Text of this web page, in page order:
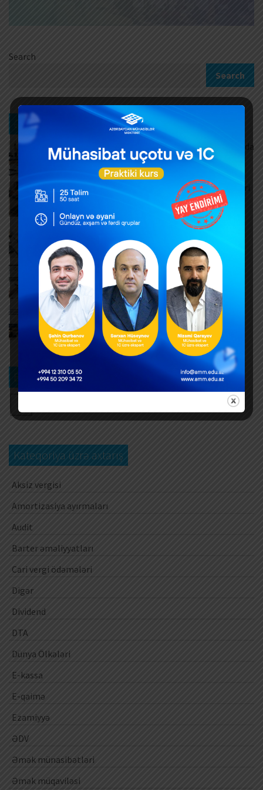
Search
Search
Ən son xəbərlər
Məşğulluq Strategiyası 2026–2030: Əmək bazarında
yeni hədəflər
AUGUST 6, 2026
ƏDV ödəyicilərinə mühüm yenilik – Bəyannamələri
vergi orqanı özü dolduracaq
AUGUST 6, 2026
Hər yeni invoys üzrə ayrıca DTA-03 ərizəsi təqdim
edilməlidirmi?
AUGUST 6, 2026
Dövlət mülkiyyətində olan əsas vəsaitlərin
verilməsi qaydası dəyişib
AUGUST 5, 2026
Əlilliyi olan işçinin əmək müqaviləsinə xitam
verilməsi
AUGUST 5, 2026
Bizi izləyin
Kateqoriya üzrə axtarış
Aksiz vergisi
Amortizasiya ayırmaları
Audit
Barter əməliyyatları
Cari vergi ödəmələri
Digər
Dividend
DTA
Dünya Ölkələri
E-kassa
E-qaimə
Ezamiyyə
ƏDV
Əmək münasibətləri
Əmək müqaviləsi